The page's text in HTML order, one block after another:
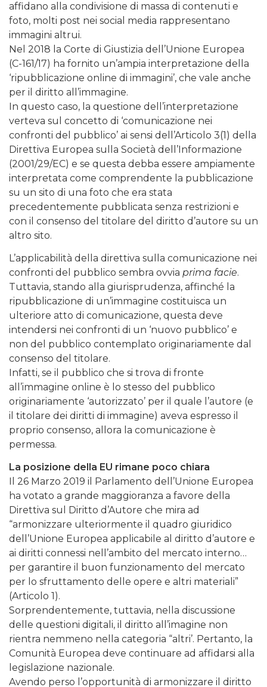
affidano alla condivisione di massa di contenuti e
foto, molti post nei social media rappresentano
immagini altrui.
Nel 2018 la Corte di Giustizia dell’Unione Europea
(C-161/17) ha fornito un’ampia interpretazione della
‘ripubblicazione online di immagini’, che vale anche
per il diritto all’immagine.
In questo caso, la questione dell’interpretazione
verteva sul concetto di ‘comunicazione nei
confronti del pubblico’ ai sensi dell’Articolo 3(1) della
Direttiva Europea sulla Società dell’Informazione
(2001/29/EC) e se questa debba essere ampiamente
interpretata come comprendente la pubblicazione
su un sito di una foto che era stata
precedentemente pubblicata senza restrizioni e
con il consenso del titolare del diritto d’autore su un
altro sito.
L’applicabilità della direttiva sulla comunicazione nei
confronti del pubblico sembra ovvia prima facie.
Tuttavia, stando alla giurisprudenza, affinché la
ripubblicazione di un’immagine costituisca un
ulteriore atto di comunicazione, questa deve
intendersi nei confronti di un ‘nuovo pubblico’ e
non del pubblico contemplato originariamente dal
consenso del titolare.
Infatti, se il pubblico che si trova di fronte
all’immagine online è lo stesso del pubblico
originariamente ‘autorizzato’ per il quale l’autore (e
il titolare dei diritti di immagine) aveva espresso il
proprio consenso, allora la comunicazione è
permessa.
La posizione della EU rimane poco chiara
Il 26 Marzo 2019 il Parlamento dell’Unione Europea
ha votato a grande maggioranza a favore della
Direttiva sul Diritto d’Autore che mira ad
“armonizzare ulteriormente il quadro giuridico
dell’Unione Europea applicabile al diritto d’autore e
ai diritti connessi nell’ambito del mercato interno…
per garantire il buon funzionamento del mercato
per lo sfruttamento delle opere e altri materiali”
(Articolo 1).
Sorprendentemente, tuttavia, nella discussione
delle questioni digitali, il diritto all’imagine non
rientra nemmeno nella categoria “altri’. Pertanto, la
Comunità Europea deve continuare ad affidarsi alla
legislazione nazionale.
Avendo perso l’opportunità di armonizzare il diritto